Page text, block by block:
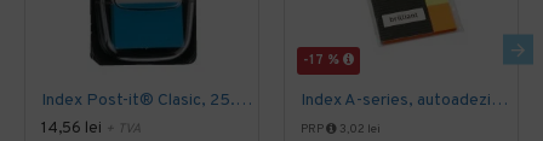
Index Post-it® Clasic, 25.4 x 43.2 mm, albastru
14,56 lei + TVA
-17 %
Index A-series, autoadeziv, hartie, 20 x 50 mm, 4 culori/set, 40 file/culoare
PRP 3,02 lei